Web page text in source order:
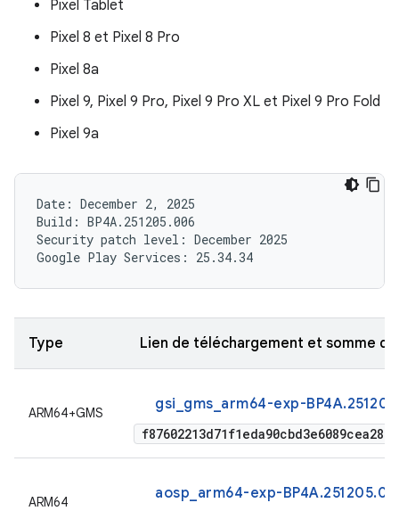
Pixel Tablet
Pixel 8 et Pixel 8 Pro
Pixel 8a
Pixel 9, Pixel 9 Pro, Pixel 9 Pro XL et Pixel 9 Pro Fold
Pixel 9a
Date: December 2, 2025
Build: BP4A.251205.006
Security patch level: December 2025
Type Lien de téléchargement et somme
ARM64+GMS gsi_gms_arm64-exp-
ARM64 aosp_arm64-exp-